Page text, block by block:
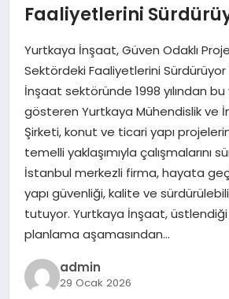
MAGAZIN
SAĞLIK
SIYASET
SPOR
TEKNOLOJI
YAŞAM
Faaliyetlerini
Yurtkaya İnşaat, Güven Odaklı Proje
Sektördeki Faaliyetlerini Sürdürüyor
İnşaat sektöründe 1998 yılından
gösteren Yurtkaya Mühendislik ve
Şirketi, konut ve ticari yapı
temelli yaklaşımıyla çalışmalarını
İstanbul merkezli firma, hayata
yapı güvenliği, kalite ve
tutuyor. Yurtkaya İnşaat,
planlama aşamasından…
admin
29 Ocak 2026